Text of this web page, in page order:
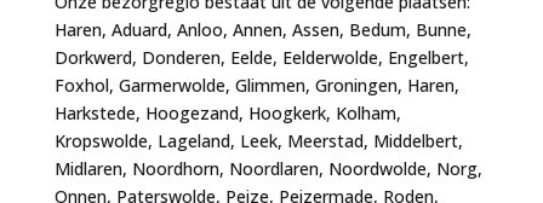
Haren, Aduard, Anloo, Annen, Assen, Bedum, Bunne,
Dorkwerd, Donderen, Eelde, Eelderwolde, Engelbert,
Foxhol, Garmerwolde, Glimmen, Groningen, Haren,
Harkstede, Hoogezand, Hoogkerk, Kolham,
Kropswolde, Lageland, Leek, Meerstad, Middelbert,
Midlaren, Noordhorn, Noordlaren, Noordwolde, Norg,
Onnen, Paterswolde, Peize, Peizermade, Roden,